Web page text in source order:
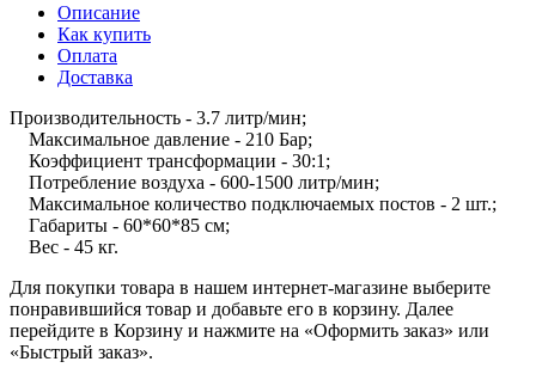
Описание
Как купить
Оплата
Доставка
Производительность - 3.7 литр/мин;
Максимальное давление - 210 Бар;
Коэффициент трансформации - 30:1;
Потребление воздуха - 600-1500 литр/мин;
Максимальное количество подключаемых постов - 2 шт.;
Габариты - 60*60*85 см;
Вес - 45 кг.
Для покупки товара в нашем интернет-магазине выберите
понравившийся товар и добавьте его в корзину. Далее
перейдите в Корзину и нажмите на «Оформить заказ» или
«Быстрый заказ».